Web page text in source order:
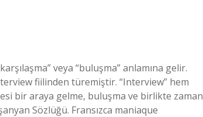
veya “buluşma” anlamına gelir.
fiilinden türemiştir. “Interview” hem
bir araya gelme, buluşma ve birlikte zaman
Sözlüğü. Fransızca maniaque